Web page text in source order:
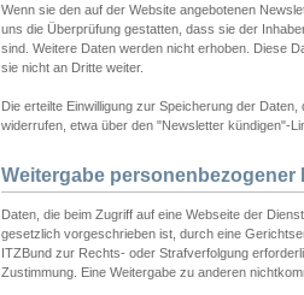
Wenn sie den auf der Website angebotenen
uns die Überprüfung gestatten, dass sie der
sind. Weitere Daten werden nicht erhoben. Diese
sie nicht an Dritte weiter.
Die erteilte Einwilligung zur Speicherung der
widerrufen, etwa über den "Newsletter kündigen"-
Weitergabe personenbezogener
Daten, die beim Zugriff auf eine Webseite der
gesetzlich vorgeschrieben ist, durch eine
ITZBund zur Rechts- oder Strafverfolgung
Zustimmung. Eine Weitergabe zu anderen